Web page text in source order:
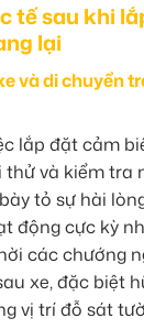
tế sau khi
lại
và di chuyển
lắp đặt cảm
và kiểm tra
tỏ sự hài
động cực kỳ
các chướng
xe, đặc biệt
vị trí đỗ sát